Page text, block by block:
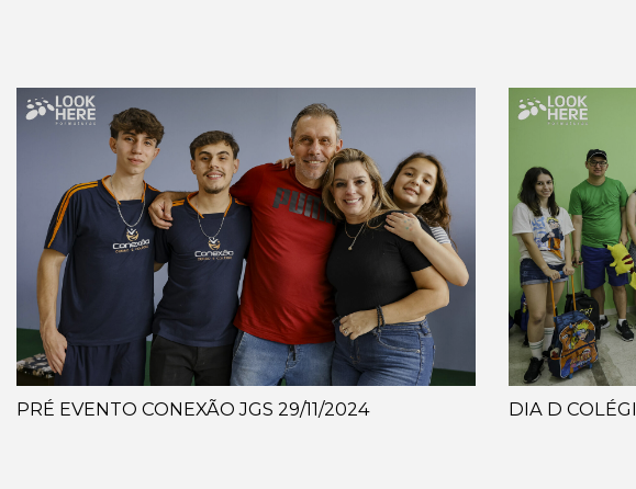
PRÉ EVENTO CONEXÃO JGS 29/11/2024 DIA D